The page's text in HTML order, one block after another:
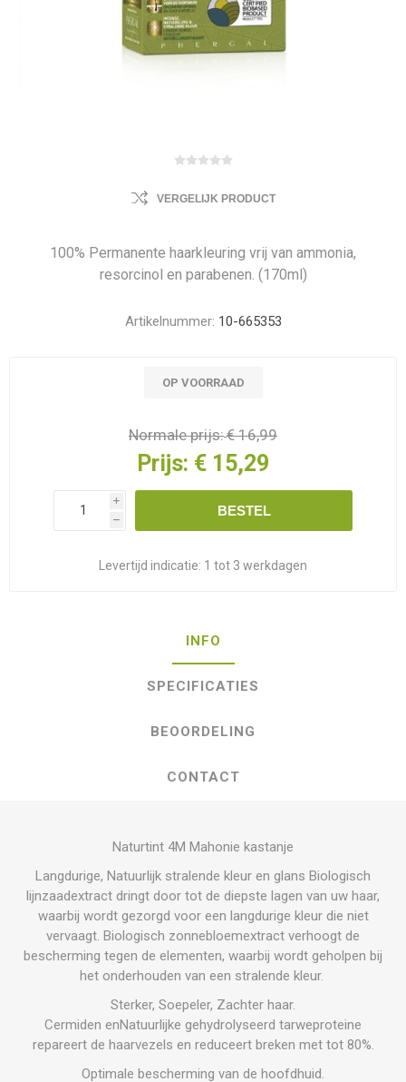
VERGELIJK PRODUCT
100% Permanente haarkleuring vrij van ammonia,
resorcinol en parabenen. (170ml)
Artikelnummer: 10-665353
OP VOORRAAD
Normale prijs:€ 16,99
Prijs: € 15,29
i
h
BESTEL
Levertijd indicatie: 1 tot 3 werkdagen
INFO
SPECIFICATIES
BEOORDELING
CONTACT
Naturtint 4M Mahonie kastanje
Langdurige, Natuurlijk stralende kleur en glans Biologisch
lijnzaadextract dringt door tot de diepste lagen van uw haar,
waarbij wordt gezorgd voor een langdurige kleur die niet
vervaagt. Biologisch zonnebloemextract verhoogt de
bescherming tegen de elementen, waarbij wordt geholpen bij
het onderhouden van een stralende kleur.
Sterker, Soepeler, Zachter haar.
Cermiden enNatuurlijke gehydrolyseerd tarweproteine
repareert de haarvezels en reduceert breken met tot 80%.
Optimale bescherming van de hoofdhuid.